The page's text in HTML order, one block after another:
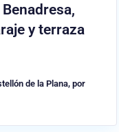
y terraza
de la Plana, por